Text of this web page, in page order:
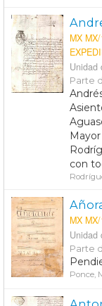
MX
Unidad
Parte
con
MX
Unidad
Parte
Ponce,